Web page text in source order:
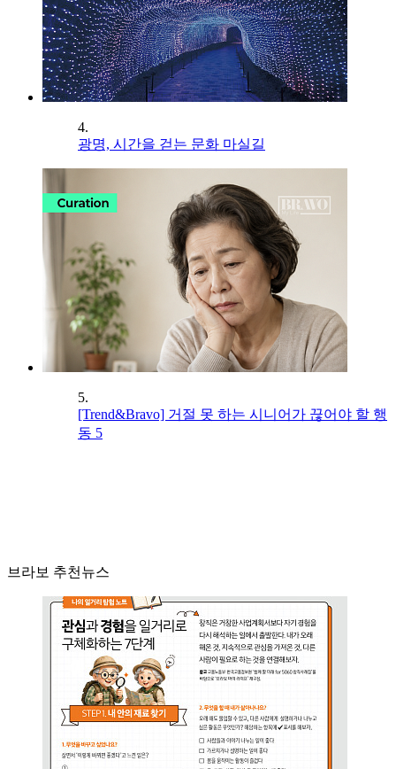
4.
광명, 시간을 걷는 문화 마실길
5.
[Trend&Bravo] 거절 못 하는 시니어가 끊어야 할 행
동 5
브라보 추천뉴스